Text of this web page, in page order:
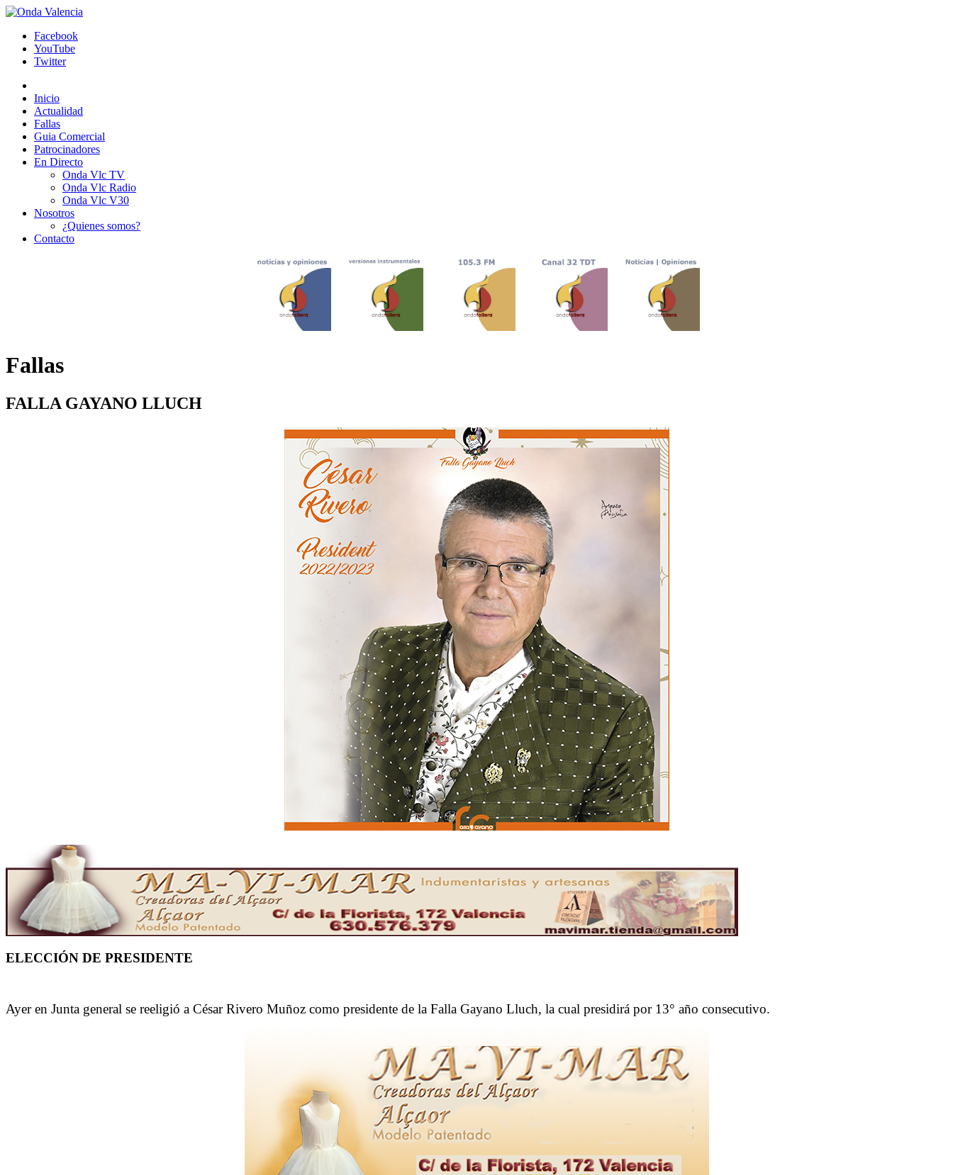
Facebook
YouTube
Twitter
Inicio
Actualidad
Fallas
Guia Comercial
Patrocinadores
En Directo
Onda Vlc TV
Onda Vlc Radio
Onda Vlc V30
Nosotros
¿Quienes somos?
Contacto
Fallas
FALLA GAYANO LLUCH
ELECCIÓN DE PRESIDENTE
Ayer en Junta general se reeligió a César Rivero Muñoz como presidente de la Falla Gayano Lluch, la cual presidirá por 13° año consecutivo.